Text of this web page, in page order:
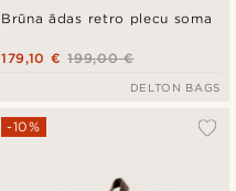
Brūna ādas retro plecu soma
199,00 €
179,10 €
DELTON BAGS
-10%